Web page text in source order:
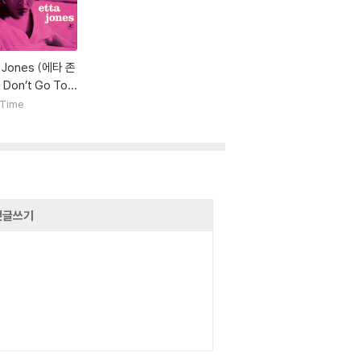
(에타 존
Go To S
[핑크 컬러
글쓰기